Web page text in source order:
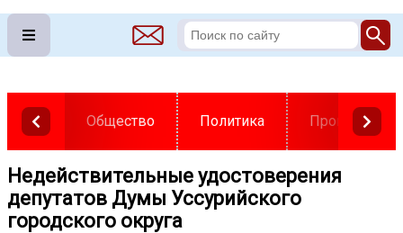
Общество Политика
Недействительные удостоверения
депутатов Думы Уссурийского
городского округа